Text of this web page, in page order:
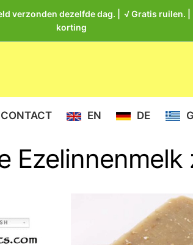
verzonden dezelfde dag. | √ Gratis ruilen. |
korting
CONTACT EN DE
Ezelinnenmelk